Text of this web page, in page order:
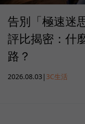
告別「極速迷
評比揭密：什
路？
2026.08.03 | 3C生活